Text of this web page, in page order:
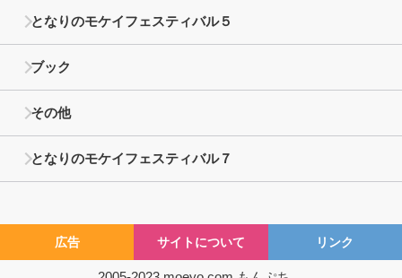
となりのモケイフェスティバル５
ブック
その他
となりのモケイフェスティバル７
広告 サイトについて リンク